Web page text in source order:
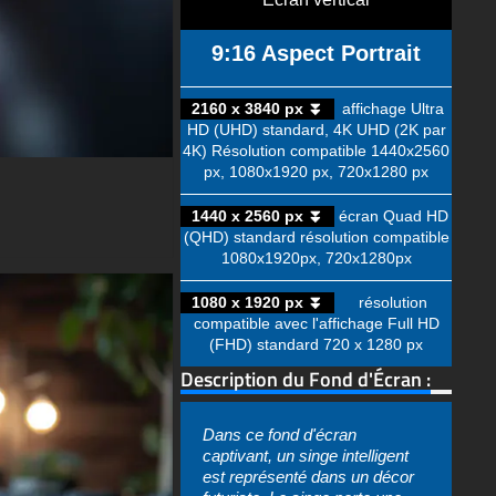
9:16 Aspect Portrait
2160 x 3840 px ⏬
affichage Ultra
HD (UHD) standard, 4K UHD (2K par
4K) Résolution compatible 1440x2560
px, 1080x1920 px, 720x1280 px
1440 x 2560 px ⏬
écran Quad HD
(QHD) standard résolution compatible
1080x1920px, 720x1280px
1080 x 1920 px ⏬
résolution
compatible avec l'affichage Full HD
(FHD) standard 720 x 1280 px
Description du Fond d'Écran :
Dans ce fond d'écran
captivant, un singe intelligent
est représenté dans un décor